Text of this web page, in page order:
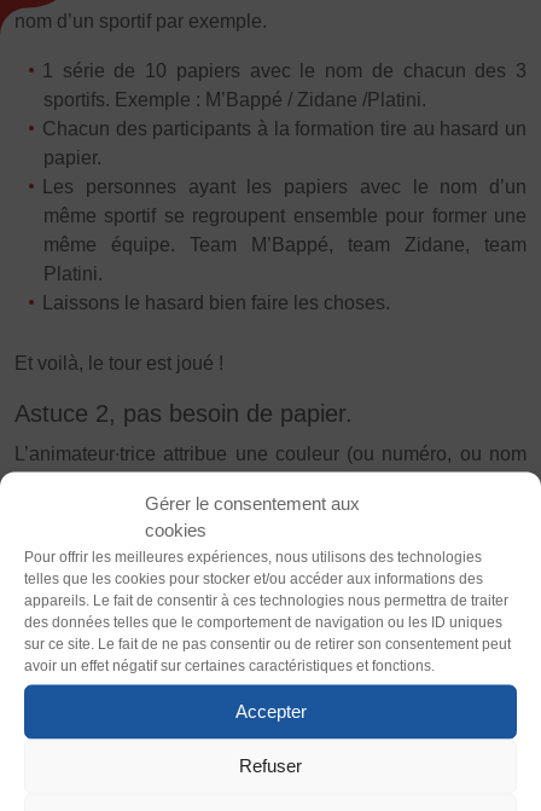
Gérer le consentement aux
cookies
Pour offrir les meilleures expériences, nous utilisons des technologies
telles que les cookies pour stocker et/ou accéder aux informations des
appareils. Le fait de consentir à ces technologies nous permettra de traiter
des données telles que le comportement de navigation ou les ID uniques
sur ce site. Le fait de ne pas consentir ou de retirer son consentement peut
avoir un effet négatif sur certaines caractéristiques et fonctions.
Accepter
Refuser
ORGANISME DE FORMATION
Certificat de qualification professionnelle ALS
Certificat de qualification professionnelle
TSARE
INTERNATIONAL
Échanges internationaux
Coopération et solidarité internationales
Vivicittà
CONTACT
JE SOUHAITE M’AFFILIER
Affiliation
Prise de licence
JE SOUHAITE TROUVER UN COMITÉ
JE SOUHAITE ADHÉRER
Affiliation
Honorabilité
Certificat Médical
nom d’un sportif par exemple.
1 série de 10 papiers avec le nom de chacun des 3
sportifs. Exemple : M’Bappé / Zidane /Platini.
Chacun des participants à la formation tire au hasard un
papier.
Les personnes ayant les papiers avec le nom d’un
même sportif se regroupent ensemble pour former une
même équipe. Team M’Bappé, team Zidane, team
Platini.
Laissons le hasard bien faire les choses.
Et voilà, le tour est joué !
Astuce 2, pas besoin de papier.
L’animateur∙trice attribue une couleur (ou numéro, ou nom
sont assises. Ex : M’Bappé / Zidane /Platini.
Personne 1 = M’Bappé
Personne 2 = Zidane
Personne 3 = Platini
Personne 4 = M’Bappé
Personne 5 = Zidane
Après l’attribution des noms, annoncer que toutes les
Thème
Clair Sombre
Police (dyslexie)
Défaut Adapter
Taille du texte